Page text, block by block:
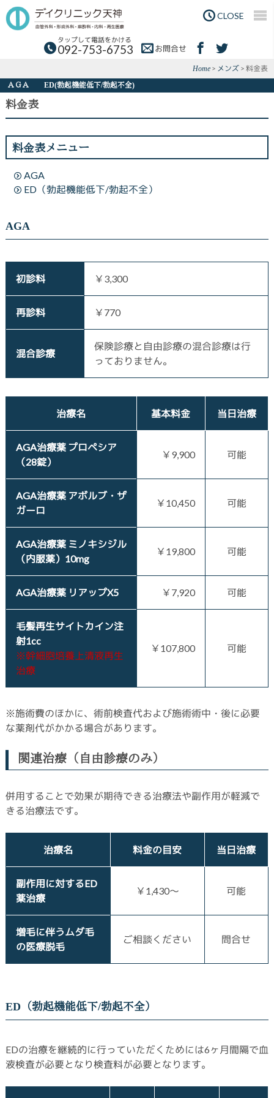
to
main
content
to
primary
sidebar
タップして電話をかける
092-753-6753 お問合せ
CLOSE
Home > メンズ > 料金表
料金表
料金表メニュー
AGA
ED（勃起機能低下/勃起不全）
AGA
初診料 ￥3,300
再診料 ￥770
混合診療
保険診療と自由診療の混合診療は行
っておりません。
治療名 基本料金 当日治療
AGA治療薬 プロペシア
（28錠）
￥9,900 可能
AGA治療薬 アボルブ・ザ
ガーロ
￥10,450 可能
AGA治療薬 ミノキシジル
（内服薬）10mg
￥19,800 可能
AGA治療薬 リアップX5 ￥7,920 可能
毛髪再生サイトカイン注
射1cc
※幹細胞培養上清液再生
治療
￥107,800 可能
※施術費のほかに、術前検査代および施術術中・後に必要
な薬剤代がかかる場合があります。
関連治療（自由診療のみ）
併用することで効果が期待できる治療法や副作用が軽減で
きる治療法です。
治療名 料金の目安 当日治療
副作用に対するED
薬治療
￥1,430～ 可能
増毛に伴うムダ毛
の医療脱毛
ご相談ください 問合せ
ED（勃起機能低下/勃起不全）
EDの治療を継続的に行っていただくためには6ヶ月間隔で血
液検査が必要となり検査料が必要となります。
ＡＧＡ ED(勃起機能低下/勃起不全)